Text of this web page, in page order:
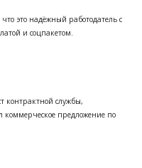
это надёжный работодатель с
и соцпакетом.
контрактной службы,
коммерческое предложение по